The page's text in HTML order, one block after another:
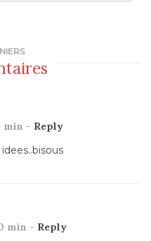
min - Reply
min - Reply